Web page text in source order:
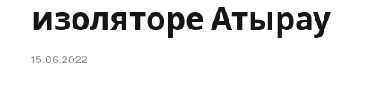
изоляторе Атырау
15.06.2022